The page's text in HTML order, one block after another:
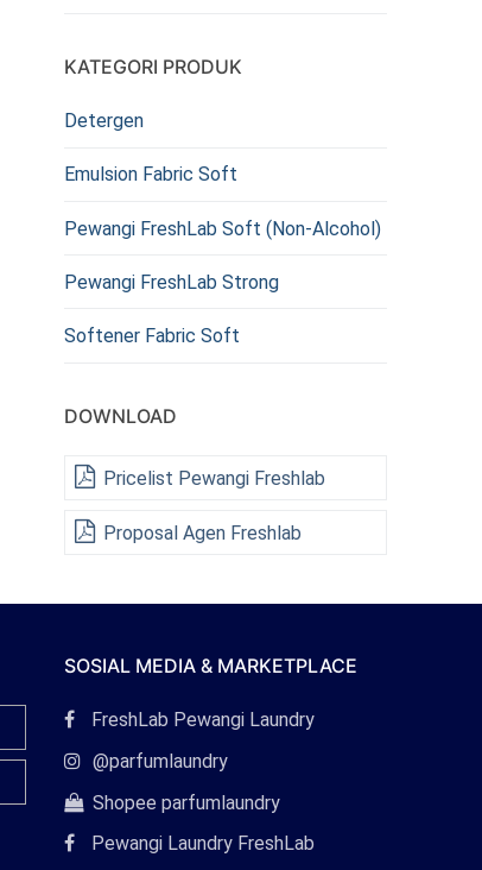
KATEGORI PRODUK
Detergen
Emulsion Fabric Soft
Pewangi FreshLab Soft (Non-Alcohol)
Pewangi FreshLab Strong
Softener Fabric Soft
DOWNLOAD
Pricelist Pewangi Freshlab
Proposal Agen Freshlab
SOSIAL MEDIA & MARKETPLACE
Tautan
Facebook
FreshLab Pewangi Laundry
Tautan
Instagram
@parfumlaundry
Tautan
Shopee
Shopee parfumlaundry
Pewangi Laundry FreshLab